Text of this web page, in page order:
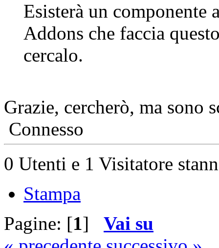
Esisterà un
Addons che faccia
cercalo.
Grazie, cercherò, ma sono
Connesso
0 Utenti e 1 Visitatore
Stampa
Pagine: [1] Vai su